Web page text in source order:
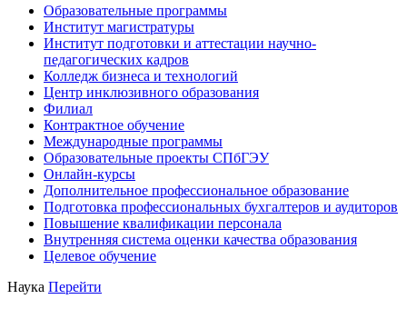
Образовательные программы
Институт магистратуры
Институт подготовки и аттестации научно-
педагогических кадров
Колледж бизнеса и технологий
Центр инклюзивного образования
Филиал
Контрактное обучение
Международные программы
Образовательные проекты СПбГЭУ
Онлайн-курсы
Дополнительное профессиональное образование
Подготовка профессиональных бухгалтеров и аудиторов
Повышение квалификации персонала
Внутренняя система оценки качества образования
Целевое обучение
Наука Перейти